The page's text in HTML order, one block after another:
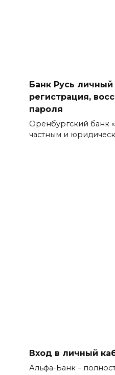
Банк Русь
регистрация,
пароля
Оренбургский банк
частным и
Вход в личный
Альфа-Банк –